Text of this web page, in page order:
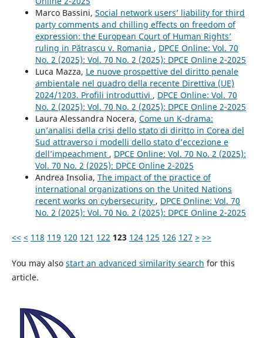
Marco Bassini, Social network users’ liability for third
party comments and chilling effects on freedom of
expression: the European Court of Human Rights’
ruling in Pătrașcu v. Romania , DPCE Online: Vol. 70
No. 2 (2025): Vol. 70 No. 2 (2025): DPCE Online 2-2025
Luca Mazza, Le nuove prospettive del diritto penale
ambientale nel quadro della recente Direttiva (UE)
2024/1203. Profili introduttivi , DPCE Online: Vol. 70
No. 2 (2025): Vol. 70 No. 2 (2025): DPCE Online 2-2025
Laura Alessandra Nocera, Come un K-drama:
un’analisi della crisi dello stato di diritto in Corea del
Sud attraverso i modelli dello stato d’eccezione e
dell’impeachment , DPCE Online: Vol. 70 No. 2 (2025):
Vol. 70 No. 2 (2025): DPCE Online 2-2025
Andrea Insolia, The impact of the practice of
international organizations on the United Nations
recent works on cybersecurity , DPCE Online: Vol. 70
No. 2 (2025): Vol. 70 No. 2 (2025): DPCE Online 2-2025
<< < 118 119 120 121 122 123 124 125 126 127 > >>
You may also start an advanced similarity search for this
article.